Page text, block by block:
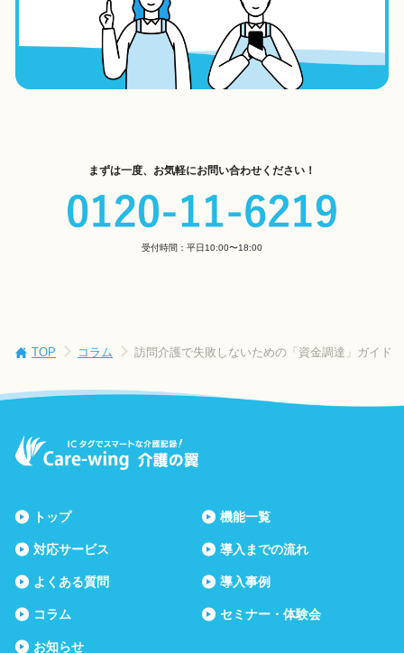
まずは一度、お気軽にお問い合わせください！
受付時間：平日10:00〜18:00
TOP コラム 訪問介護で失敗しないための「資金調達」ガイド
トップ 機能一覧
対応サービス 導入までの流れ
よくある質問 導入事例
コラム セミナー・体験会
お知らせ